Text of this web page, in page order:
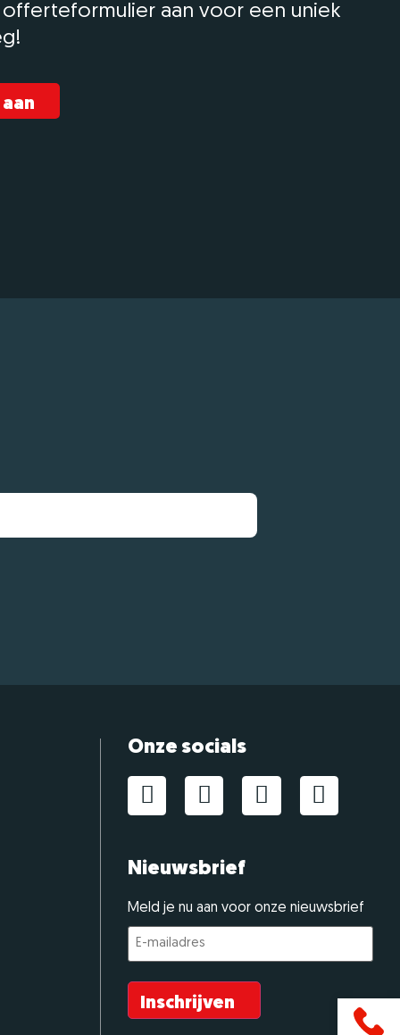
offerteformulier aan voor een uniek
Onze socials
Nieuwsbrief
Meld je nu aan voor onze nieuwsbrief
E-
mailadres (Vereist)
Inschrijven